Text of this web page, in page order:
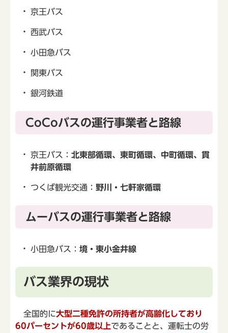
京王バス
西武バス
小田急バス
関東バス
銀河鉄道
CoCoバスの運行事業者と路線
京王バス： 北東部循環、東町循環、中町循環、貫
井前原循環
つくば観光交通： 野川・七軒家循環
ムーバスの運行事業者と路線
小田急バス： 境・東小金井線
バス業界の現状
全国的に大型二種免許の所持者が高齢化しており
60パーセントが60歳以上であることと、運転士の労